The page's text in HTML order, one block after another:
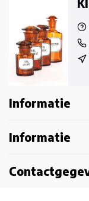
Informatie
Informatie